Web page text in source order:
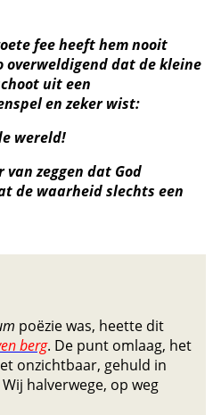
fee heeft hem nooit
overweldigend dat de kleine
uit een
en zeker wist:
wereld!
zeggen dat God
de waarheid slechts een
poëzie was, heette dit
berg. De punt omlaag, het
onzichtbaar, gehuld in
halverwege, op weg